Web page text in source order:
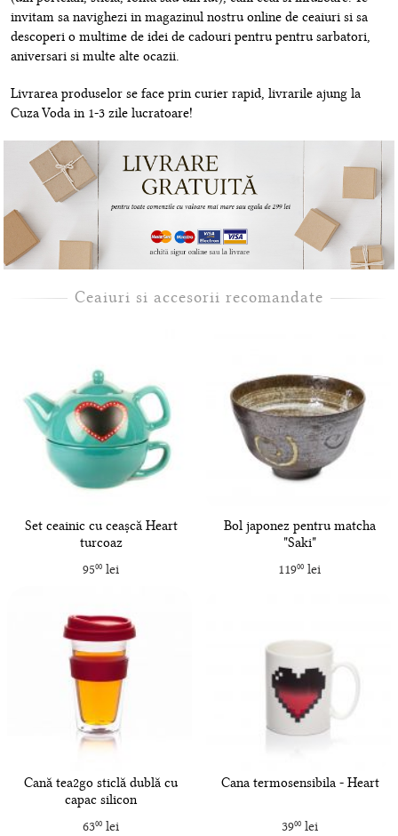
invitam sa navighezi in magazinul nostru online de ceaiuri si sa
descoperi o multime de idei de cadouri pentru pentru sarbatori,
aniversari si multe alte ocazii.
Livrarea produselor se face prin curier rapid, livrarile ajung la
Cuza Voda in 1-3 zile lucratoare!
Ceaiuri si accesorii recomandate
Set ceainic cu ceașcă Heart
turcoaz
9500lei
Bol japonez pentru matcha
"Saki"
11900 lei
Cană tea2go sticlă dublă cu
capac silicon
6300lei
Cana termosensibila - Heart
3900lei